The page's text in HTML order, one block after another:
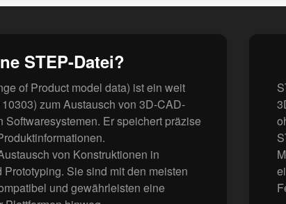
STEP-Datei?
of Product model data) ist ein weit
zum Austausch von 3D-CAD-
Er speichert präzise
von Konstruktionen in
Sie sind mit den meisten
und gewährleisten eine